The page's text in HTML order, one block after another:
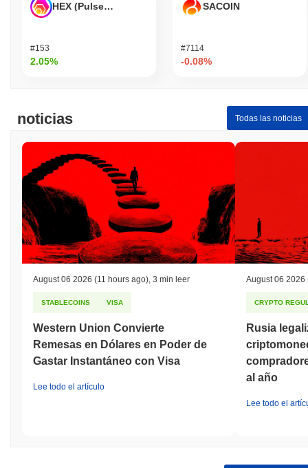
HEX (Pulsechain)
#153
2.05%
SACOIN
#7114
-0.08%
noticias Todas las noticias
August 06 2026 (11 hours ago), 3 min leer
STABLECOINS VISA
Western Union Convierte
Remesas en Dólares en Poder de
Gastar Instantáneo con Visa
Lee todo el artículo
August 06 2026
CRYPTO
Rusia
al año
Lee todo el